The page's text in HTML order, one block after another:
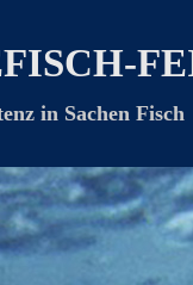
in Sachen Fisch